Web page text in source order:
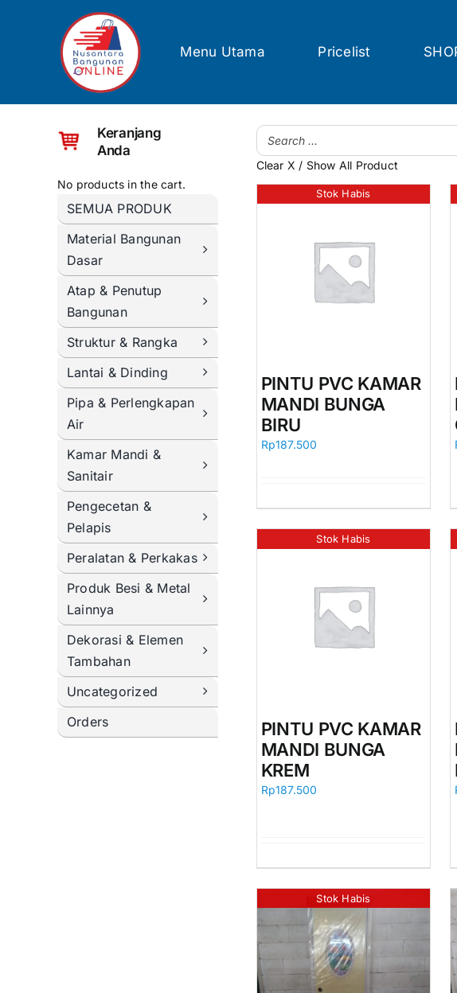
Menu Utama Pricelist
Keranjang
Anda
No products in the cart.
SEMUA PRODUK
Material Bangunan
Dasar
Atap & Penutup
Bangunan
Struktur & Rangka
Lantai & Dinding
Pipa & Perlengkapan
Air
Kamar Mandi &
Sanitair
Pengecetan &
Pelapis
Peralatan & Perkakas
Produk Besi & Metal
Lainnya
Dekorasi & Elemen
Tambahan
Uncategorized
Orders
Clear X / Show All Product
Stok Habis
PINTU PVC KAMAR
MANDI BUNGA
BIRU
Rp187.500
Stok Habis
PINTU PVC KAMAR
MANDI BUNGA
KREM
Rp187.500
Stok Habis